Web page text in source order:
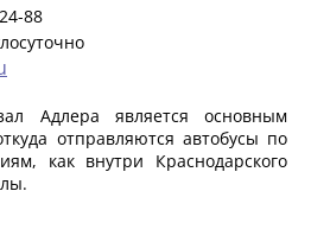
88
Адлера является основным
отправляются автобусы по
как внутри Краснодарского